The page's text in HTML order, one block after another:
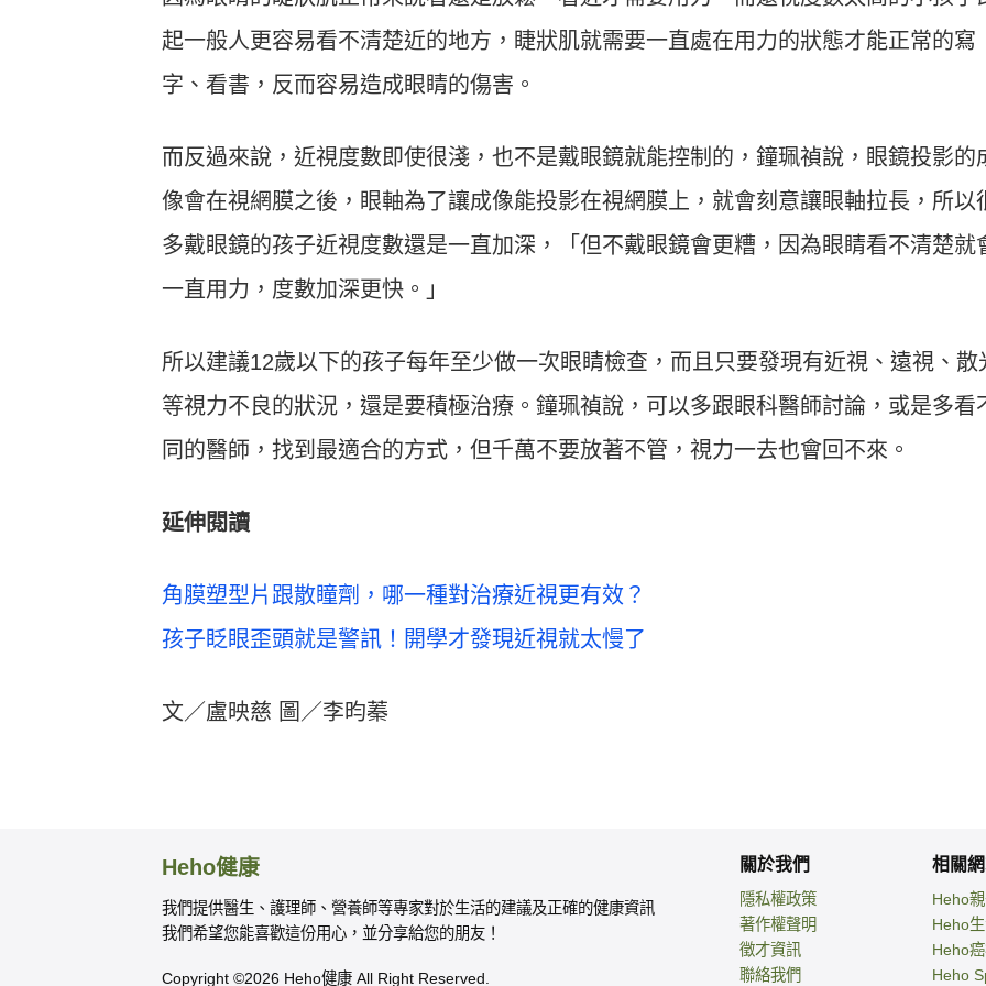
起一般人更容易看不清楚近的地方，睫狀肌就需要一直處在用力的狀態才能正常的寫
字、看書，反而容易造成眼睛的傷害。
而反過來說，近視度數即使很淺，也不是戴眼鏡就能控制的，鐘珮禎說，眼鏡投影的
像會在視網膜之後，眼軸為了讓成像能投影在視網膜上，就會刻意讓眼軸拉長，所以
多戴眼鏡的孩子近視度數還是一直加深，「但不戴眼鏡會更糟，因為眼睛看不清楚就
一直用力，度數加深更快。」
所以建議12歲以下的孩子每年至少做一次眼睛檢查，而且只要發現有近視、遠視、散
等視力不良的狀況，還是要積極治療。鐘珮禎說，可以多跟眼科醫師討論，或是多看
同的醫師，找到最適合的方式，但千萬不要放著不管，視力一去也會回不來。
延伸閱讀
角膜塑型片跟散瞳劑，哪一種對治療近視更有效？
孩子眨眼歪頭就是警訊！開學才發現近視就太慢了
文／盧映慈 圖／李昀蓁
Heho健康
我們提供醫生、護理師、營養師等專家對於生活的建議及正確的健康資訊
我們希望您能喜歡這份用心，並分享給您的朋友！
Copyright ©2026 Heho健康 All Right Reserved.
關於我們
隱私權政策
著作權聲明
徵才資訊
聯絡我們
相關
Heho
Heho
Heho
Heho